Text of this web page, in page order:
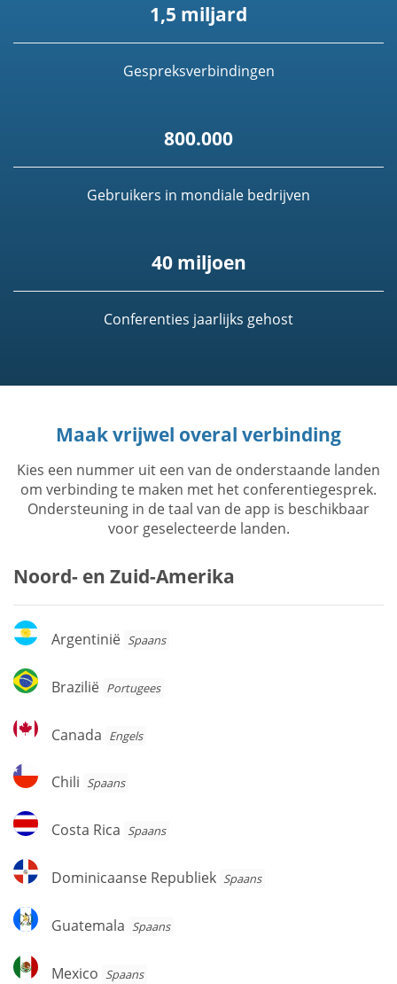
1,5 miljard
Gespreksverbindingen
800.000
Gebruikers in mondiale bedrijven
40 miljoen
Conferenties jaarlijks gehost
Maak vrijwel overal verbinding
Kies een nummer uit een van de onderstaande landen
om verbinding te maken met het conferentiegesprek.
Ondersteuning in de taal van de app is beschikbaar
voor geselecteerde landen.
Noord- en Zuid-Amerika
Argentinië
Argentinië Spaans
Brazilië
Brazilië Portugees
Canada
Canada Engels
Chili
Chili Spaans
Costa
Rica
Costa Rica Spaans
Dominicaanse
Republiek
Dominicaanse Republiek Spaans
Guatemala
Guatemala Spaans
Mexico
Mexico Spaans